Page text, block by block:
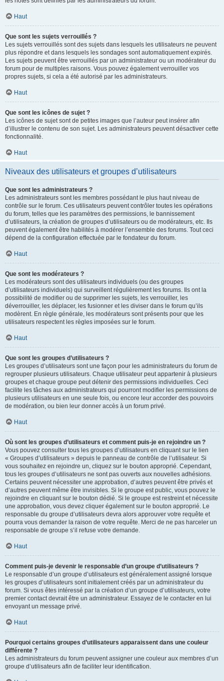
Haut
Que sont les sujets verrouillés ?
Les sujets verrouillés sont des sujets dans lesquels les utilisateurs ne peuvent
plus répondre et dans lesquels les sondages sont automatiquement expirés.
Les sujets peuvent être verrouillés par un administrateur ou un modérateur du
forum pour de multiples raisons. Vous pouvez également verrouiller vos
propres sujets, si cela a été autorisé par les administrateurs.
Haut
Que sont les icônes de sujet ?
Les icônes de sujet sont de petites images que l’auteur peut insérer afin
d’illustrer le contenu de son sujet. Les administrateurs peuvent désactiver cette
fonctionnalité.
Haut
Niveaux des utilisateurs et groupes d’utilisateurs
Que sont les administrateurs ?
Les administrateurs sont les membres possédant le plus haut niveau de
contrôle sur le forum. Ces utilisateurs peuvent contrôler toutes les opérations
du forum, telles que les paramètres des permissions, le bannissement
d’utilisateurs, la création de groupes d’utilisateurs ou de modérateurs, etc. Ils
peuvent également être habilités à modérer l’ensemble des forums. Tout ceci
dépend de la configuration effectuée par le fondateur du forum.
Haut
Que sont les modérateurs ?
Les modérateurs sont des utilisateurs individuels (ou des groupes
d’utilisateurs individuels) qui surveillent régulièrement les forums. Ils ont la
possibilité de modifier ou de supprimer les sujets, les verrouiller, les
déverrouiller, les déplacer, les fusionner et les diviser dans le forum qu’ils
modèrent. En règle générale, les modérateurs sont présents pour que les
utilisateurs respectent les règles imposées sur le forum.
Haut
Que sont les groupes d’utilisateurs ?
Les groupes d’utilisateurs sont une façon pour les administrateurs du forum de
regrouper plusieurs utilisateurs. Chaque utilisateur peut appartenir à plusieurs
groupes et chaque groupe peut détenir des permissions individuelles. Ceci
facilite les tâches aux administrateurs qui pourront modifier les permissions de
plusieurs utilisateurs en une seule fois, ou encore leur accorder des pouvoirs
de modération, ou bien leur donner accès à un forum privé.
Haut
Où sont les groupes d’utilisateurs et comment puis-je en rejoindre un ?
Vous pouvez consulter tous les groupes d’utilisateurs en cliquant sur le lien
« Groupes d’utilisateurs » depuis le panneau de contrôle de l’utilisateur. Si
vous souhaitez en rejoindre un, cliquez sur le bouton approprié. Cependant,
tous les groupes d’utilisateurs ne sont pas ouverts aux nouvelles adhésions.
Certains peuvent nécessiter une approbation, d’autres peuvent être privés et
d’autres peuvent même être invisibles. Si le groupe est public, vous pouvez le
rejoindre en cliquant sur le bouton dédié. Si le groupe est restreint et nécessite
une approbation, vous devez cliquer également sur le bouton approprié. Le
responsable du groupe d’utilisateurs devra alors approuver votre requête et
pourra vous demander la raison de votre requête. Merci de ne pas harceler un
responsable de groupe s’il refuse votre demande.
Haut
Comment puis-je devenir le responsable d’un groupe d’utilisateurs ?
Le responsable d’un groupe d’utilisateurs est généralement assigné lorsque
les groupes d’utilisateurs sont initialement créés par un administrateur du
forum. Si vous êtes intéressé par la création d’un groupe d’utilisateurs, votre
premier contact devrait être un administrateur. Essayez de le contacter en lui
envoyant un message privé.
Haut
Pourquoi certains groupes d’utilisateurs apparaissent dans une couleur
différente ?
Les administrateurs du forum peuvent assigner une couleur aux membres d’un
groupe d’utilisateurs afin de faciliter leur identification.